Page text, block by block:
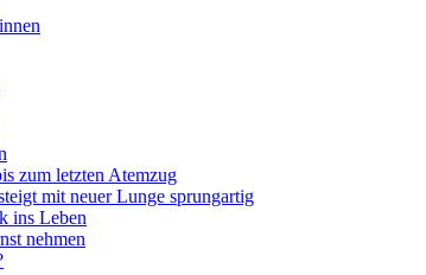
zum letzten Atemzug
mit neuer Lunge sprungartig
ins Leben
nehmen